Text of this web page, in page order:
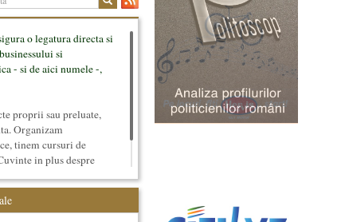
o legatura directa si
si
- si de aici numele -,
proprii sau preluate,
Organizam
tinem cursuri de
in plus despre